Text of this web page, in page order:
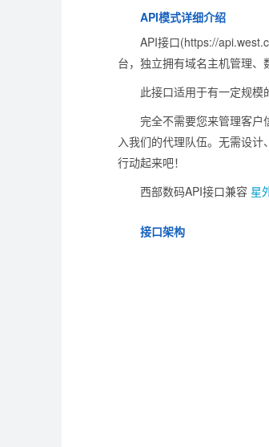
API模式详细介绍
API接口(https://
台，独立拥有域名主机管理、
此接口适用于有一定规模
完全不需要您来管理客户
入我们的代理队伍。无需设
行动起来吧！
西部数码API接口兼容 星
接口架构